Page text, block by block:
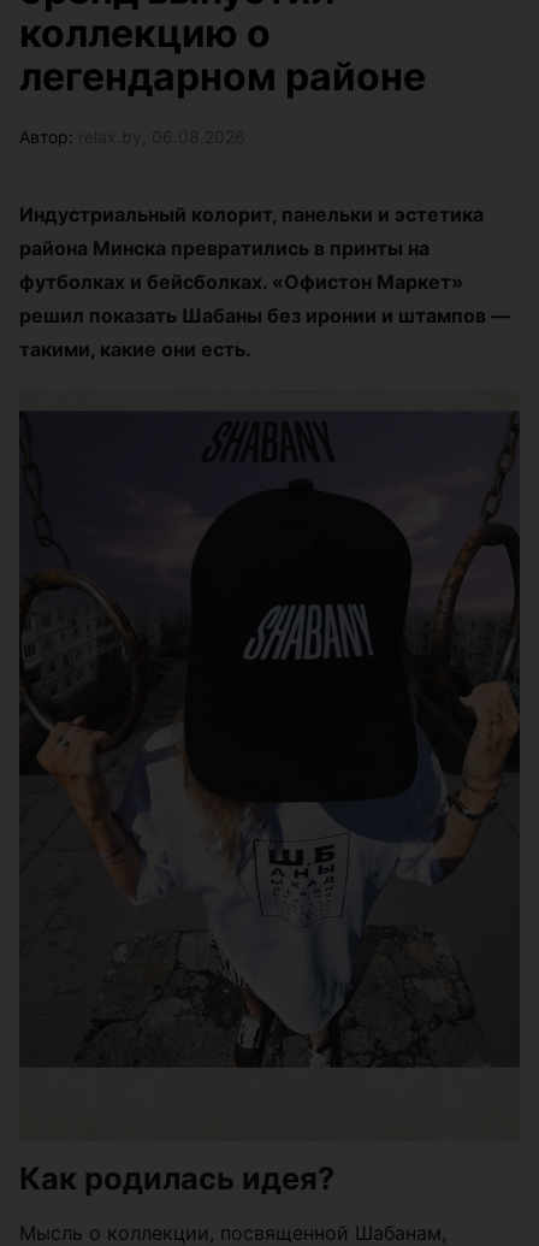
коллекцию о
легендарном районе
Автор:
Индустриальный колорит, панельки и эстетика
района Минска превратились в принты на
футболках и бейсболках. «Офистон Маркет»
решил показать Шабаны без иронии и штампов —
такими, какие они есть.
Как родилась идея?
Мысль о коллекции, посвященной Шабанам,